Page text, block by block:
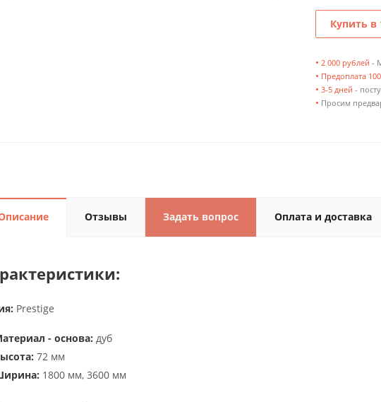
Купить в
• 2 000 рублей -
• Предоплата
• 3-5 дней -
• Просим
Отзывы Задать вопрос Оплата и доставка
Prestige
- основа: дуб
72 мм
1800 мм, 3600 мм